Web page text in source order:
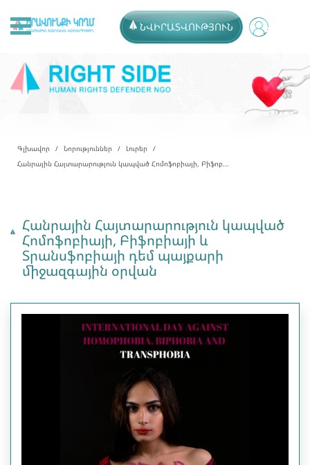
ՆՎԻՐԱՏՎՈՒԹՅՈՒՆ
Գլխավոր Նորություններ
Լուրեր
Հանրային Հայտարարություն կապված Հոմոֆոբիայի, Բիֆոբ...
Հանրային Հայտարարություն կապված
Հոմոֆոբիայի, Բիֆոբիայի և
Տրանսֆոբիայի դեմ պայքարի
միջազգային օրվան